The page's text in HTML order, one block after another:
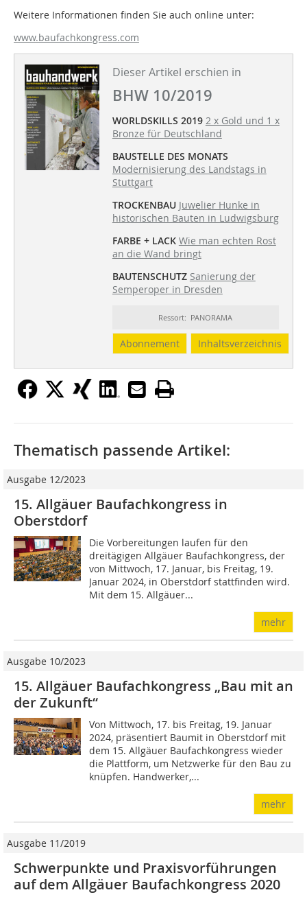
Weitere Informationen finden Sie auch online unter:
www.baufachkongress.com
Dieser Artikel erschien in
BHW 10/2019
WORLDSKILLS 2019 2 x Gold und 1 x
Bronze für Deutschland
BAUSTELLE DES MONATS
Modernisierung des Landstags in
Stuttgart
TROCKENBAU Juwelier Hunke in
historischen Bauten in Ludwigsburg
FARBE + LACK Wie man echten Rost
an die Wand bringt
BAUTENSCHUTZ Sanierung der
Semperoper in Dresden
Ressort: PANORAMA
Abonnement Inhaltsverzeichnis
Thematisch passende Artikel:
Ausgabe 12/2023
15. Allgäuer Baufachkongress in
Oberstdorf
Die Vorbereitungen laufen für den
dreitägigen Allgäuer Baufachkongress, der
von Mittwoch, 17. Januar, bis Freitag, 19.
Januar 2024, in Oberstdorf stattfinden wird.
Mit dem 15. Allgäuer...
mehr
Ausgabe 10/2023
15. Allgäuer Baufachkongress „Bau mit an
der Zukunft“
Von Mittwoch, 17. bis Freitag, 19. Januar
2024, präsentiert Baumit in Oberstdorf mit
dem 15. Allgäuer Baufachkongress wieder
die Plattform, um Netzwerke für den Bau zu
knüpfen. Handwerker,...
mehr
Ausgabe 11/2019
Schwerpunkte und Praxisvorführungen
auf dem Allgäuer Baufachkongress 2020